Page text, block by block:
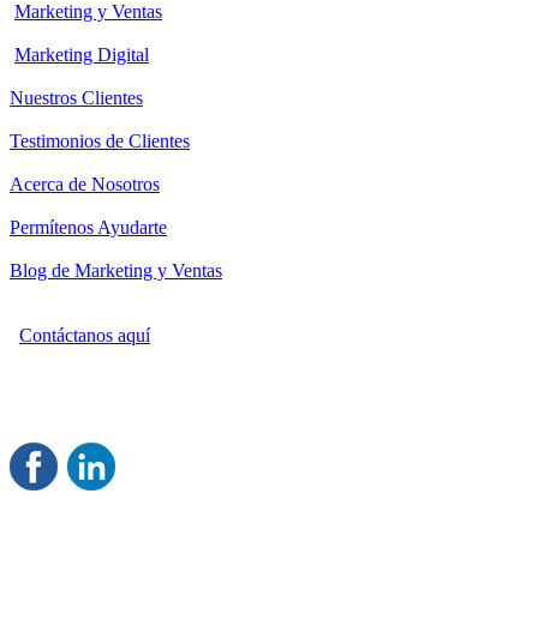
Marketing y Ventas
Marketing Digital
Nuestros Clientes
Testimonios de Clientes
Acerca de Nosotros
Permítenos Ayudarte
Blog de Marketing y Ventas
Contáctanos aquí